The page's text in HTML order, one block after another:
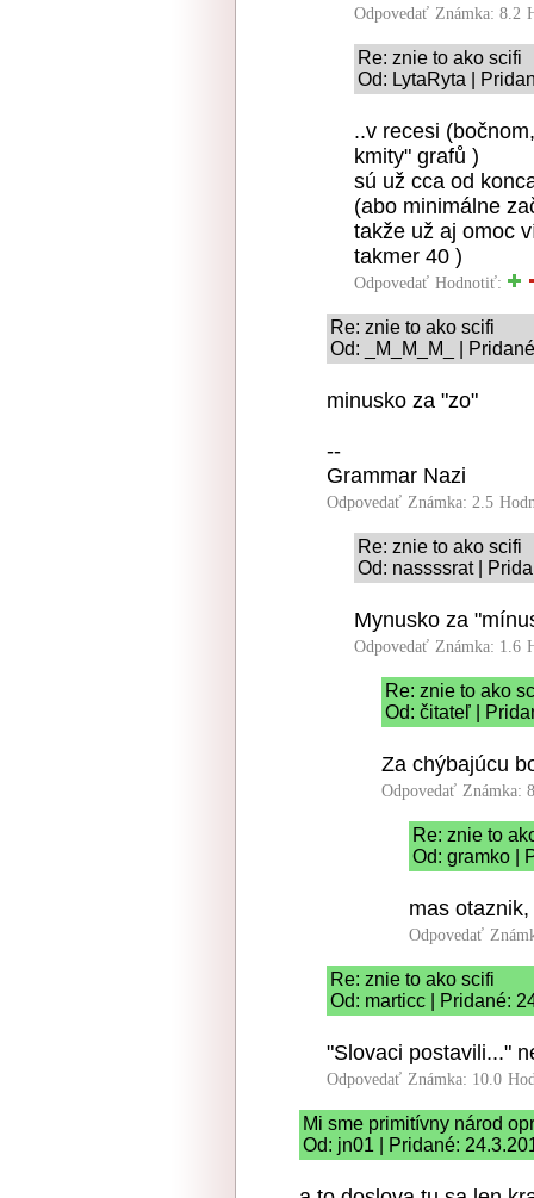
Odpovedať Známka: 8.2
Re: znie to ako scifi
Od: LytaRyta |
..v recesi
kmity" grafů )
sú už cca od
(abo minimálne
takže už aj omoc
takmer 40 )
Odpovedať Hodnotiť:
Re: znie to ako scifi
Od: _M_M_M_ |
minusko za "zo"
--
Grammar Nazi
Odpovedať Známka: 2.5
Re: znie to ako scifi
Od: nassssrat |
Mynusko za
Odpovedať Známka: 1.6
Re: znie to ako
Od: čitateľ |
Za chýbajúcu
Odpovedať Známka:
Re: znie to
Od: gramko |
mas
Odpovedať
Re: znie to ako scifi
Od: marticc | Pridané:
"Slovaci postavili..."
Odpovedať Známka: 10.0
Mi sme primitívny národ
Od: jn01 | Pridané: